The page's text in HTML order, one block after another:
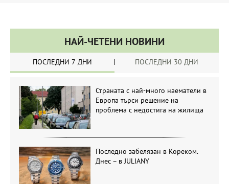
НАЙ-ЧЕТЕНИ НОВИНИ
ПОСЛЕДНИ 7 ДНИ ПОСЛЕДНИ 30 ДНИ
Страната с най-много наематели в
Европа търси решение на
проблема с недостига на жилища
Последно забелязан в Кореком.
Днес – в JULIANY